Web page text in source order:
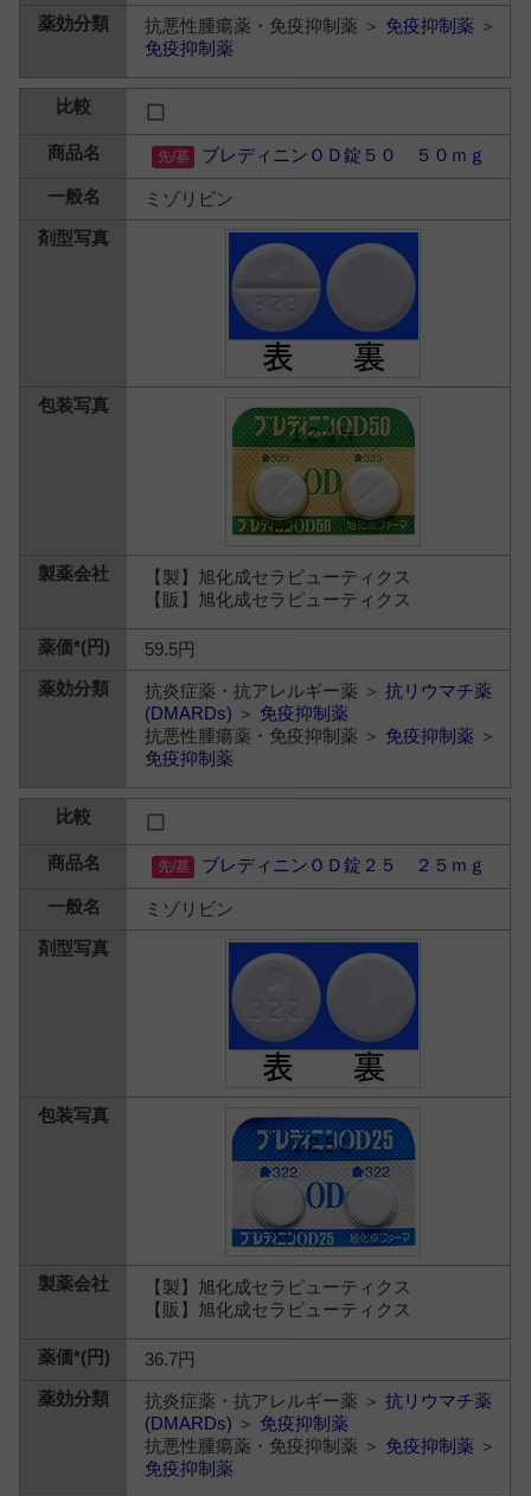
抗悪性腫瘍薬・免疫抑制薬 ＞ 免疫抑制薬 ＞
免疫抑制薬
ブレディニンＯＤ錠５０ ５０ｍｇ
ミゾリビン
【製】旭化成セラピューティクス
【販】旭化成セラピューティクス
59.5円
抗炎症薬・抗アレルギー薬 ＞抗リウマチ薬
(DMARDs) ＞ 免疫抑制薬
抗悪性腫瘍薬・免疫抑制薬 ＞ 免疫抑制薬 ＞
免疫抑制薬
ブレディニンＯＤ錠２５ ２５ｍｇ
ミゾリビン
【製】旭化成セラピューティクス
【販】旭化成セラピューティクス
36.7円
抗炎症薬・抗アレルギー薬 ＞抗リウマチ薬
(DMARDs) ＞ 免疫抑制薬
抗悪性腫瘍薬・免疫抑制薬 ＞ 免疫抑制薬 ＞
免疫抑制薬